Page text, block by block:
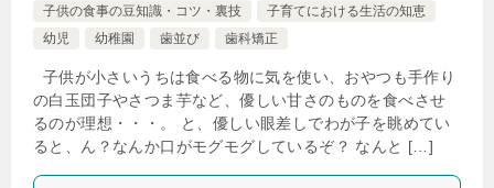
子供の食事の豆知識・コツ・裏技
子育てにおける生活の知恵
幼児
幼稚園 歯並び 歯科矯正
子供が小さいうちは食べる物に気を使い、おやつも手作り
の白玉団子やさつま芋など、優しい甘さのものを食べさせ
るのが理想・・・。 と、優しい眼差しでわが子を眺めてい
ると、ん？なんか口がモグモグしているぞ？ なんと […]